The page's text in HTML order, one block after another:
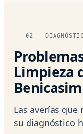
02 —
Limpieza
Benicasim
Las averías que
su diagnóstico